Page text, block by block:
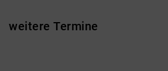
weitere Termine